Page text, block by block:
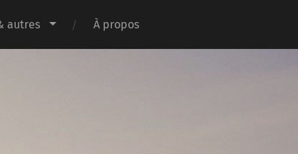
autres À propos